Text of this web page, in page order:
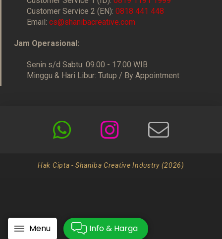
Menu Info & Harga
Customer Service 2 (EN):0818 441 448
Email:cs@shanibacreative.com
Jam Operasional:
Senin s/d Sabtu: 09.00 - 17.00 WIB
Minggu & Hari Libur: Tutup / By Appointment
Hak Cipta - Shaniba Creative Industry (2026)